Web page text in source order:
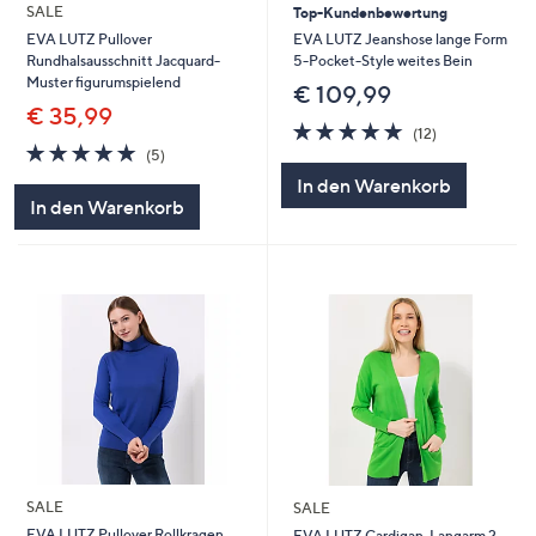
SALE
EVA LUTZ Pullover
Rundhalsausschnitt Jacquard-
Muster figurumspielend
€ 35,99
5.0
von
(5)
In den Warenkorb
Top-Kundenbewertung
EVA LUTZ Jeanshose lange Form
5-Pocket-Style weites Bein
€ 109,99
5.0
von
5
(12)
In den Warenkorb
SALE
SALE